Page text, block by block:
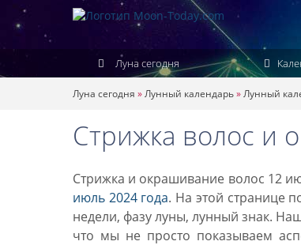
Луна сегодня
Луна сегодня »Лунный календарь»Лунный
Стрижка волос и
Стрижка и окрашивание волос 12
июль 2024 года. На этой странице
недели, фазу луны, лунный знак.
что мы не просто показываем